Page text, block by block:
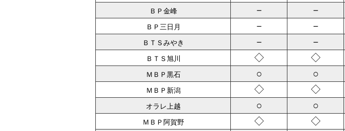
ＢＰ金峰 － －
ＢＰ三日月 － －
ＢＴＳみやき － －
ＢＴＳ旭川 ◇ ◇
ＭＢＰ黒石 ○ ○
ＭＢＰ新潟 ◇ ◇
オラレ上越 ○ ○
ＭＢＰ阿賀野 ◇ ◇